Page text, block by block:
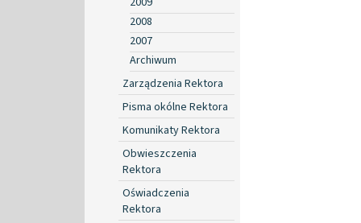
2008
2007
Archiwum
Zarządzenia Rektora
Pisma okólne Rektora
Komunikaty Rektora
Obwieszczenia
Rektora
Oświadczenia
Rektora